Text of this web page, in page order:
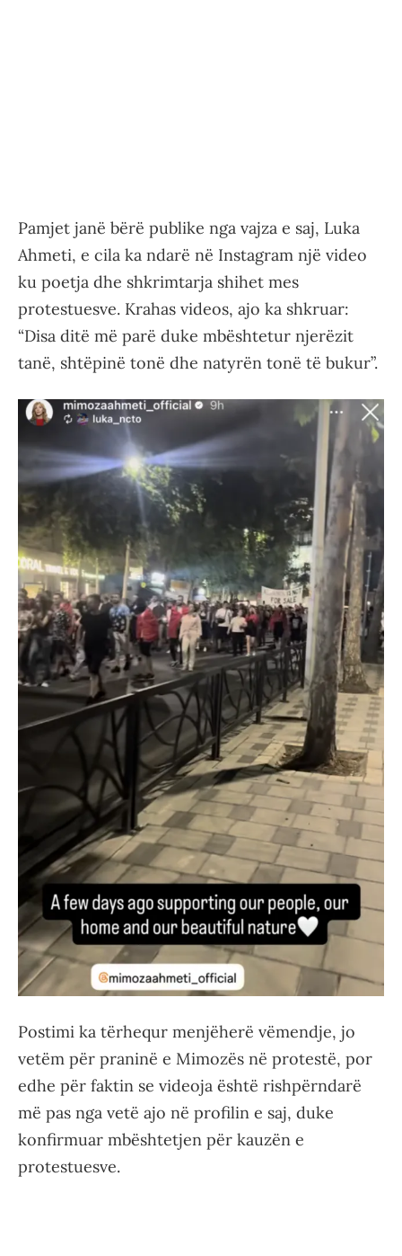
Pamjet janë bërë publike nga vajza e saj, Luka
Ahmeti, e cila ka ndarë në Instagram një video
ku poetja dhe shkrimtarja shihet mes
protestuesve. Krahas videos, ajo ka shkruar:
“Disa ditë më parë duke mbështetur njerëzit
tanë, shtëpinë tonë dhe natyrën tonë të bukur”.
Postimi ka tërhequr menjëherë vëmendje, jo
vetëm për praninë e Mimozës në protestë, por
edhe për faktin se videoja është rishpërndarë
më pas nga vetë ajo në profilin e saj, duke
konfirmuar mbështetjen për kauzën e
protestuesve.